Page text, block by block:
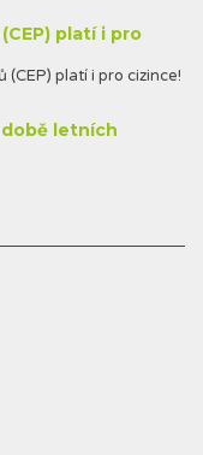
platí i pro
platí i pro cizince!
letních